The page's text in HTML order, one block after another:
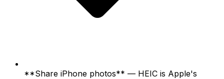
**Share iPhone photos** — HEIC is Apple's